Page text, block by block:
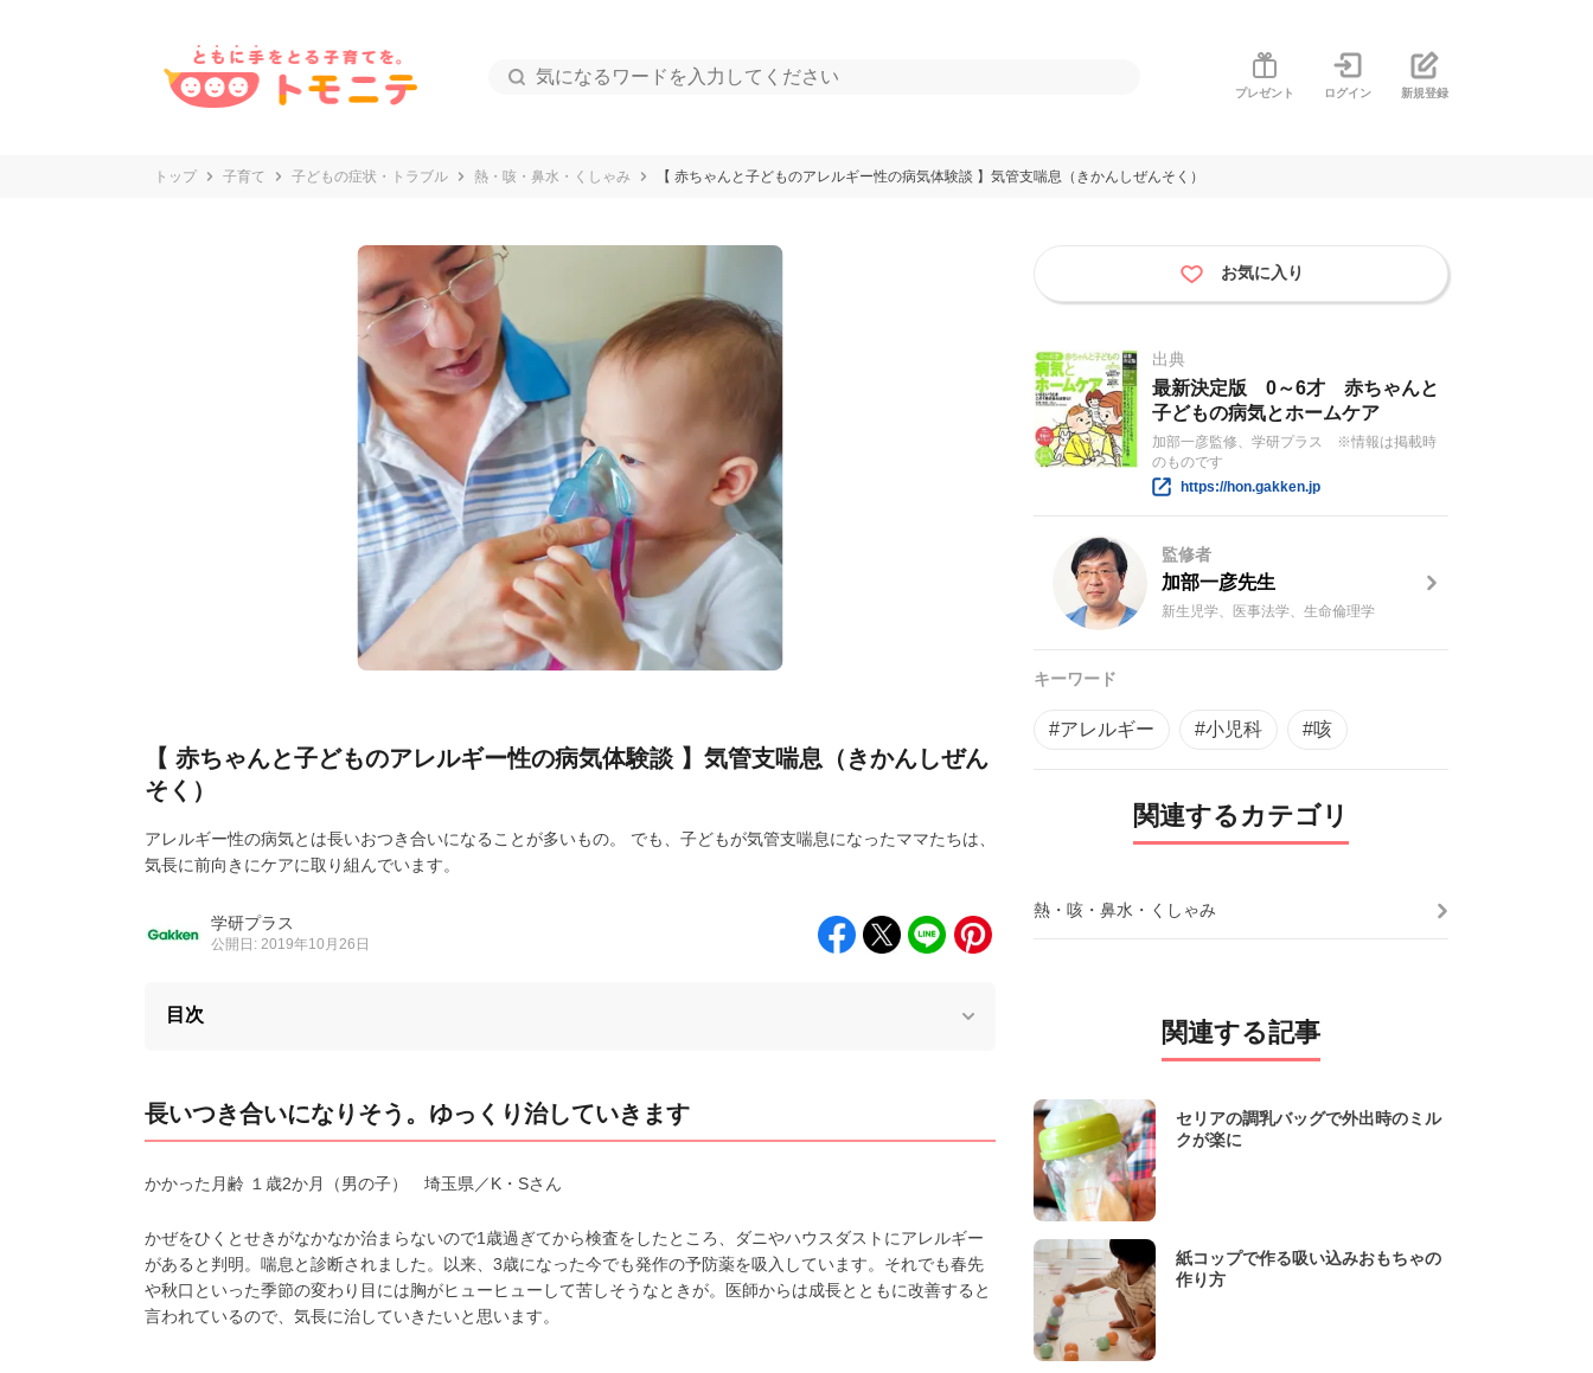
プレゼント ログイン 新規登録
トップ 子育て 子どもの症状・トラブル 熱・咳・鼻水・くしゃみ 【 赤ちゃんと子どものアレルギー性の病気体験談 】気管支喘息（きかんしぜんそく）
【 赤ちゃんと子どものアレルギー性の病気体験談 】気管支喘息（きかんしぜん
そく）
アレルギー性の病気とは長いおつき合いになることが多いもの。 でも、子どもが気管支喘息になったママたちは、
気長に前向きにケアに取り組んでいます。
学研プラス
公開日: 2019年10月26日
目次
長いつき合いになりそう。ゆっくり治していきます
かかった月齢 １歳2か月（男の子） 埼玉県／K・Sさん
かぜをひくとせきがなかなか治まらないので1歳過ぎてから検査をしたところ、ダニやハウスダストにアレルギー
があると判明。喘息と診断されました。以来、3歳になった今でも発作の予防薬を吸入しています。それでも春先
や秋口といった季節の変わり目には胸がヒューヒューして苦しそうなときが。医師からは成長とともに改善すると
言われているので、気長に治していきたいと思います。
お気に入り
出典
最新決定版 0～6才 赤ちゃんと
子どもの病気とホームケア
加部一彦監修、学研プラス ※情報は掲載時
のものです
https://hon.gakken.jp
監修者
加部一彦先生
新生児学、医事法学、生命倫理学
キーワード
#アレルギー #小児科 #咳
関連するカテゴリ
熱・咳・鼻水・くしゃみ
関連する記事
セリアの調乳バッグで外出時のミル
クが楽に
紙コップで作る吸い込みおもちゃの
作り方